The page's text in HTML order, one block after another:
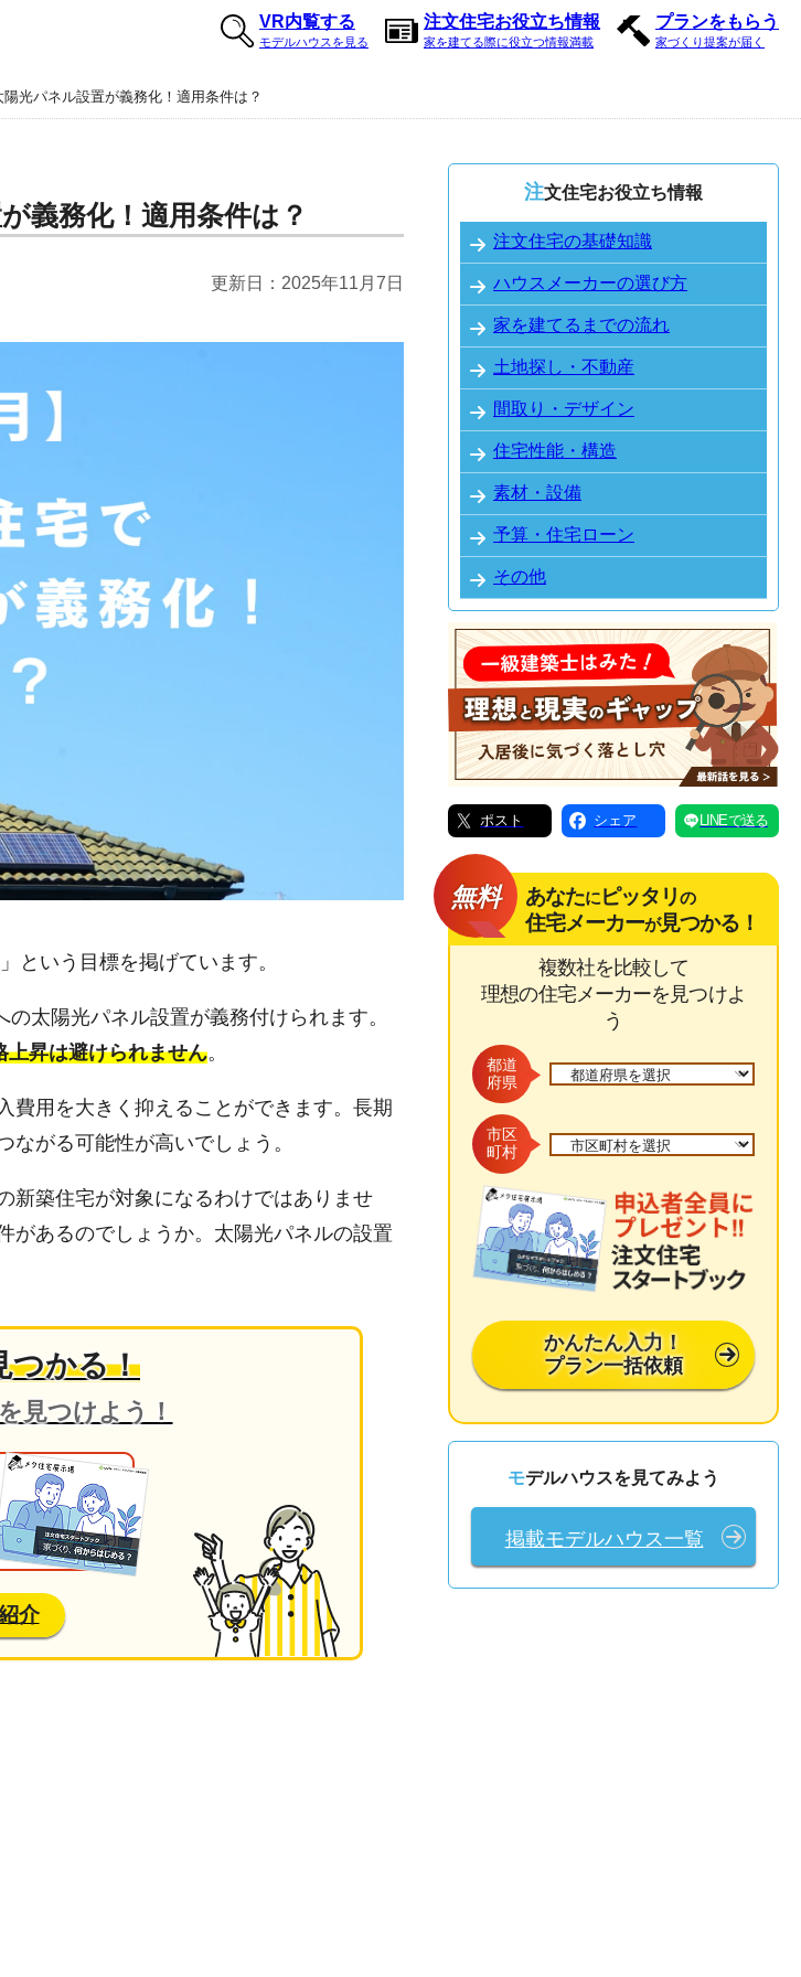
VR内覧する
モデルハウスを見る
注文住宅お役立ち情報
家を建てる際に役立つ情報満載
プランをもらう
家づくり提案が届く
光パネル設置が義務化！適用条件は？
義務化！適用条件は？
更新日： 2025年11月7日
という目標を掲げています。
太陽光パネル設置が義務付けられます。
上昇は避けられません。
費用を大きく抑えることができます。長期
がる可能性が高いでしょう。
新築住宅が対象になるわけではありませ
があるのでしょうか。太陽光パネルの設置
つかる！
見つけよう！
介
注文住宅お役立ち情報
注文住宅の基礎知識
ハウスメーカーの選び方
家を建てるまでの流れ
土地探し・不動産
間取り・デザイン
住宅性能・構造
素材・設備
予算・住宅ローン
その他
ポスト シェア LINEで送る
無料 あなたにピッタリの
住宅メーカーが見つかる！
複数社を比較して
理想の住宅メーカーを見つけよ
う
都道
府県
市区
町村
かんたん入力！
プラン一括依頼
モデルハウスを見てみよう
掲載モデルハウス一覧